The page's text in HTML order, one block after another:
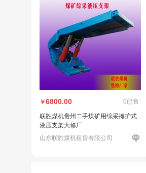
￥6800.00 0已售
联胜煤机贵州二手煤矿用综采掩护式
液压支架大修厂
山东联胜煤机租赁有限公司